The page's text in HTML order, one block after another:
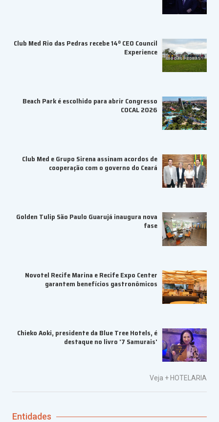
Club Med Rio das Pedras recebe 14º CEO Council
Experience
Beach Park é escolhido para abrir Congresso
COCAL 2026
Club Med e Grupo Sirena assinam acordos de
cooperação com o governo do Ceará
Golden Tulip São Paulo Guarujá inaugura nova
fase
Novotel Recife Marina e Recife Expo Center
garantem benefícios gastronômicos
Chieko Aoki, presidente da Blue Tree Hotels, é
destaque no livro '7 Samurais'
Veja + HOTELARIA
Entidades